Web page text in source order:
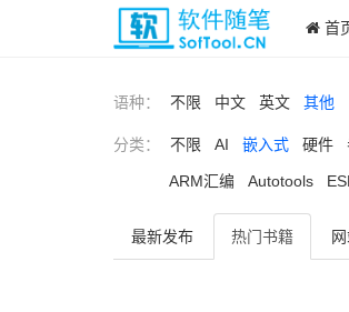
首
语种： 不限 中文 英文 其他
分类： 不限 AI 嵌入式 硬件
ARM汇编 Autotools
最新发布 热门书籍